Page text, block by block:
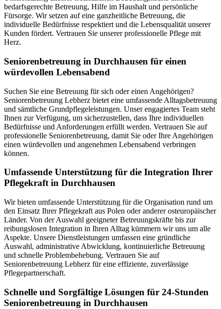
bedarfsgerechte Betreuung, Hilfe im Haushalt und persönliche
Fürsorge. Wir setzen auf eine ganzheitliche Betreuung, die
individuelle Bedürfnisse respektiert und die Lebensqualität unserer
Kunden fördert. Vertrauen Sie unserer professionelle Pflege mit
Herz.
Senioren­betreuung in Durchhausen für einen
würdevollen Lebensabend
Suchen Sie eine Betreuung für sich oder einen Angehörigen?
Seniorenbetreuung Lebherz bietet eine umfassende Alltagsbetreuung
und sämtliche Grundpflegeleistungen. Unser engagiertes Team steht
Ihnen zur Verfügung, um sicherzustellen, dass Ihre individuellen
Bedürfnisse und Anforderungen erfüllt werden. Vertrauen Sie auf
professionelle Seniorenbetreuung, damit Sie oder Ihre Angehörigen
einen würdevollen und angenehmen Lebensabend verbringen
können.
Umfassende Unterstützung für die Integration Ihrer
Pflegekraft in Durchhausen
Wir bieten umfassende Unterstützung für die Organisation rund um
den Einsatz Ihrer Pflegekraft aus Polen oder anderer osteuropäischer
Länder. Von der Auswahl geeigneter Betreuungskräfte bis zur
reibungslosen Integration in Ihren Alltag kümmern wir uns um alle
Aspekte. Unsere Dienstleistungen umfassen eine gründliche
Auswahl, administrative Abwicklung, kontinuierliche Betreuung
und schnelle Problembehebung. Vertrauen Sie auf
Seniorenbetreuung Lebherz für eine effiziente, zuverlässige
Pflegepartnerschaft.
Schnelle und Sorgfältige Lösungen für 24-Stunden
Seniorenbetreuung in Durchhausen